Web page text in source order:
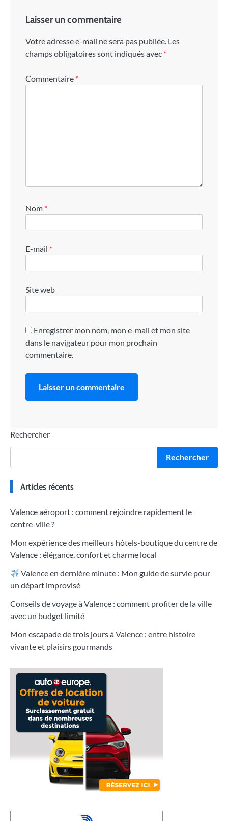
Laisser un commentaire
Votre adresse e-mail ne sera pas publiée. Les
champs obligatoires sont indiqués avec *
Commentaire *
Nom *
E-mail *
Site web
Enregistrer mon nom, mon e-mail et mon site
dans le navigateur pour mon prochain
commentaire.
Rechercher
Rechercher
Articles récents
Valence aéroport : comment rejoindre rapidement le
centre-ville ?
Mon expérience des meilleurs hôtels-boutique du centre de
Valence : élégance, confort et charme local
Valence en dernière minute : Mon guide de survie pour
un départ improvisé
Conseils de voyage à Valence : comment profiter de la ville
avec un budget limité
Mon escapade de trois jours à Valence : entre histoire
vivante et plaisirs gourmands